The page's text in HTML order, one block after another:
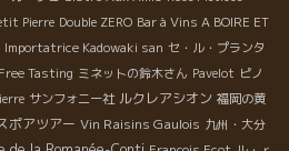
Pierre Double ZERO Bar à Vins A BOIRE ET
Importatrice Kadowaki san セ・ル・プランタ
Tasting ミネットの鈴木さん Pavelot ピノ
サンフォニー社 ルクレアシオン 福岡の黄
ポアツアー Vin Raisins Gaulois 九州・大分